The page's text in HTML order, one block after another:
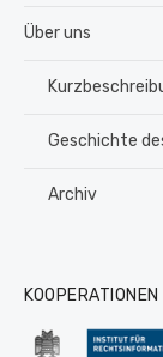
Über uns
Geschichte
Archiv
KOOPERATIONEN